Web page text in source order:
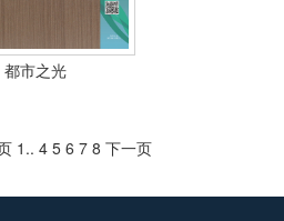
都市之光
1 .. 4 5 6 7 8 下一页